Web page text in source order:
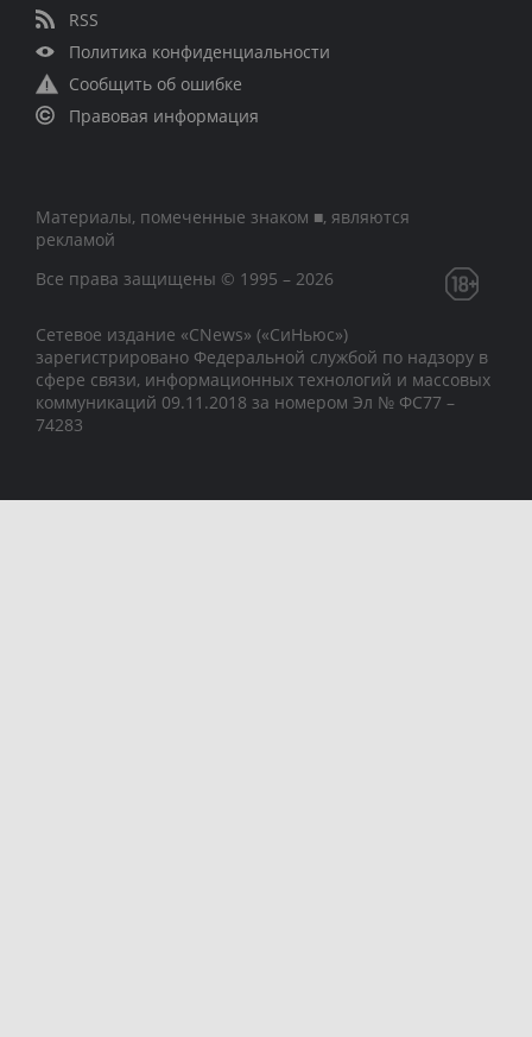
RSS
Политика конфиденциальности
Сообщить об ошибке
Правовая информация
Материалы, помеченные знаком ■, являются
рекламой
Все права защищены © 1995 – 2026
Сетевое издание «CNews» («СиНьюс»)
зарегистрировано Федеральной службой по надзору в
сфере связи, информационных технологий и массовых
коммуникаций 09.11.2018 за номером Эл № ФС77 –
74283